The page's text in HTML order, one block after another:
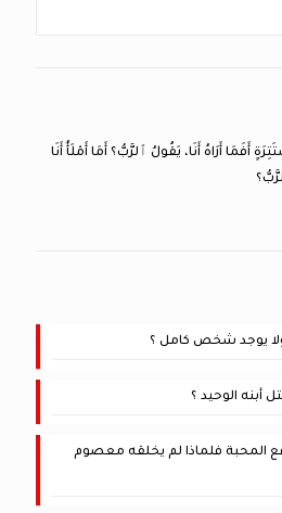
أَفَمَا أَرَاهُ أَنَا، يَقُولُ ٱلرَّبُّ؟ أَمَا أَمْلَأُ أَنَا
يوجد شخص كامل ؟
أبنه الوحيد ؟
المحبة فلماذا لم يخلقه معصوم